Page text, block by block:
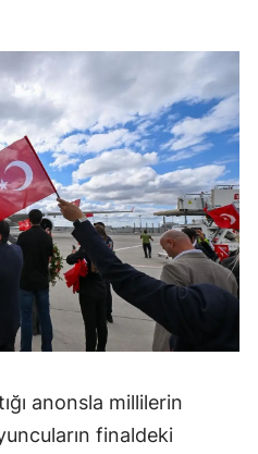
anonsla millilerin
finaldeki